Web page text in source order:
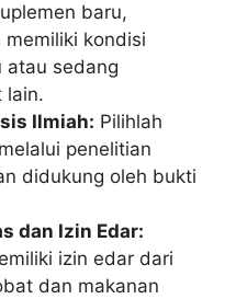
baru,
kondisi
atau sedang
lain.
Ilmiah: Pilihlah
penelitian
didukung oleh bukti
dan Izin Edar:
izin edar dari
dan makanan